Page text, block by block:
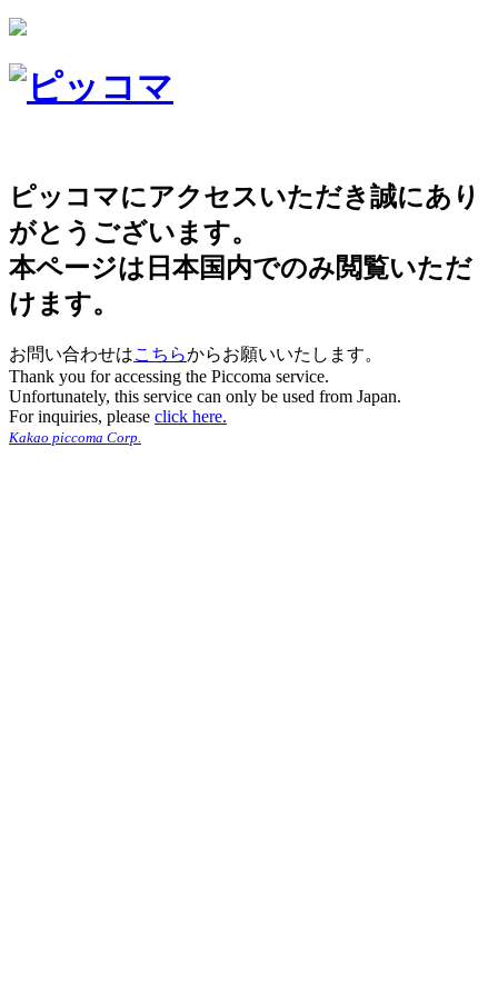
ピッコマにアクセスいただき誠にあり
がとうございます。
本ページは日本国内でのみ閲覧いただ
けます。
お問い合わせはこちらからお願いいたします。
Thank you for accessing the Piccoma service.
Unfortunately, this service can only be used from Japan.
For inquiries, please click here.
Kakao piccoma Corp.